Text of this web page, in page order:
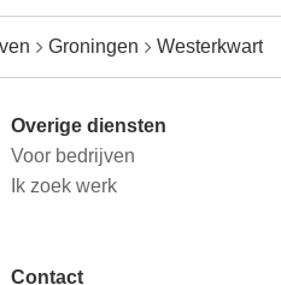
Groningen
Overige diensten
Voor bedrijven
Ik zoek werk
Contact